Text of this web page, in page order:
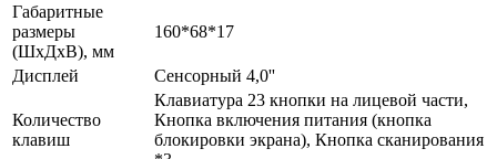
Габаритные
размеры
(ШхДхВ), мм
160*68*17
Дисплей Сенсорный 4,0''
Количество
клавиш
Клавиатура 23 кнопки на лицевой части,
Кнопка включения питания (кнопка
блокировки экрана), Кнопка сканирования